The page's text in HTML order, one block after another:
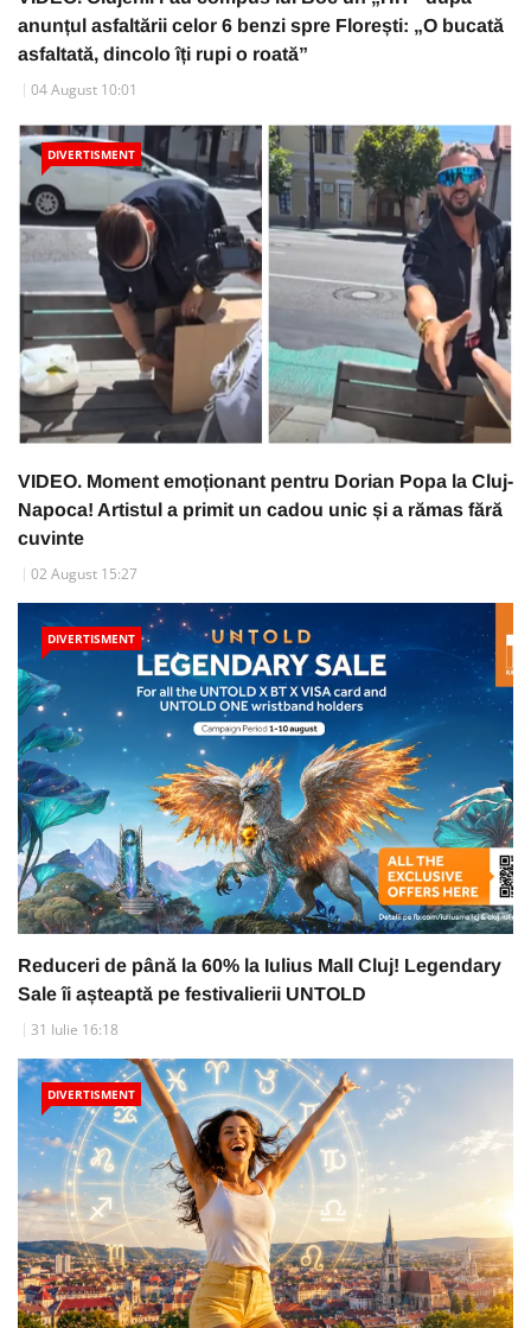
anunțul asfaltării celor 6 benzi spre Florești: „O bucată
asfaltată, dincolo îți rupi o roată”
04 August 10:01
DIVERTISMENT
VIDEO. Moment emoționant pentru Dorian Popa la Cluj-
Napoca! Artistul a primit un cadou unic și a rămas fără
cuvinte
02 August 15:27
DIVERTISMENT
Reduceri de până la 60% la Iulius Mall Cluj! Legendary
Sale îi așteaptă pe festivalierii UNTOLD
31 Iulie 16:18
DIVERTISMENT